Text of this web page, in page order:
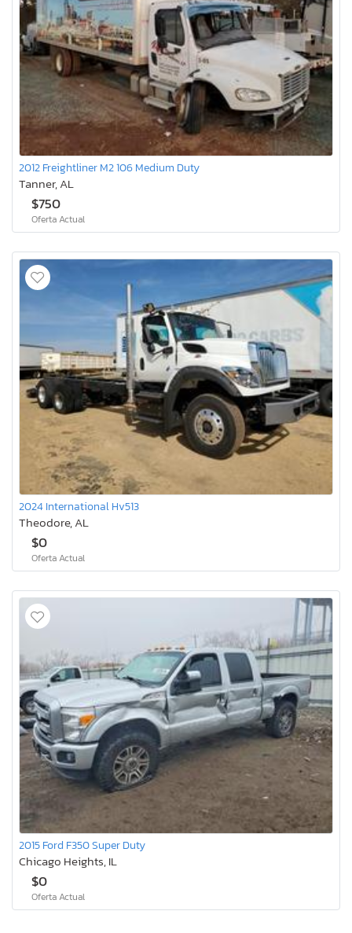
2012 Freightliner M2 106 Medium Duty
Tanner, AL
$750
Oferta Actual
2024 International Hv513
Theodore, AL
$0
Oferta Actual
2015 Ford F350 Super Duty
Chicago Heights, IL
$0
Oferta Actual